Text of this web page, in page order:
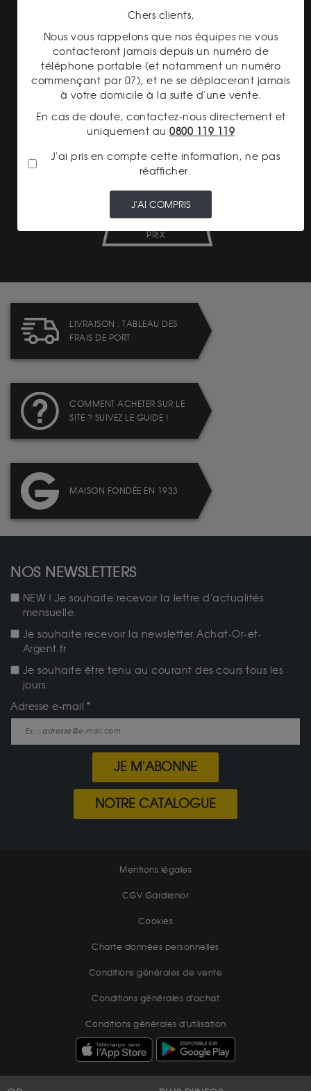
PAIEMENT SECURISÉ
PRIX
LIVRAISON : TABLEAU DES
FRAIS DE PORT
COMMENT ACHETER SUR LE
SITE ? SUIVEZ LE GUIDE !
MAISON FONDÉE EN 1933
NOS NEWSLETTERS
NEW ! Je souhaite recevoir la lettre d'actualités
mensuelle.
Je souhaite recevoir la newsletter Achat-Or-et-
Argent.fr
Je souhaite être tenu au courant des cours tous les
jours.
Adresse e-mail
JE M'ABONNE
NOTRE CATALOGUE
Mentions légales
CGV Gardienor
Cookies
Charte données personnelles
Conditions générales de vente
Conditions générales d'achat
Conditions générales d'utilisation
Chers clients,
Nous vous rappelons que nos équipes ne vous
contacteront jamais depuis un numéro de
téléphone portable (et notamment un numéro
commençant par 07), et ne se déplaceront jamais
à votre domicile à la suite d'une vente.
En cas de doute, contactez-nous directement et
uniquement au 0800 119 119
J'ai pris en compte cette information, ne pas
réafficher.
J'AI COMPRIS